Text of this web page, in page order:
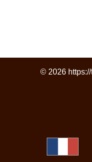
© 2026